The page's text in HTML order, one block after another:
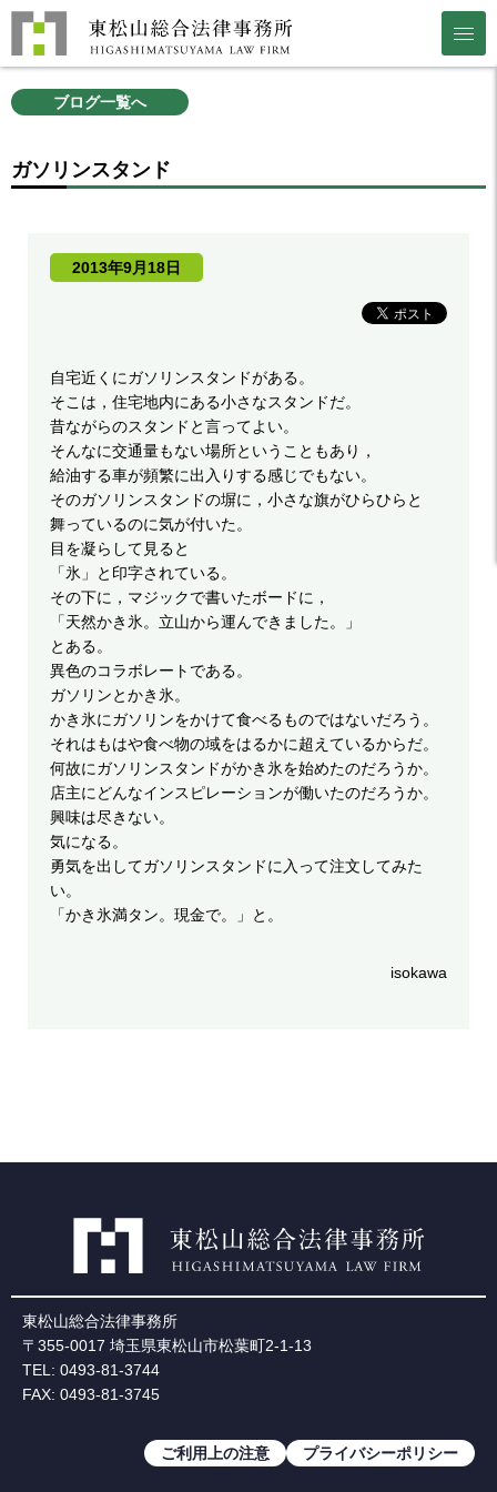
ブログ一覧へ
ガソリンスタンド
2013年9月18日
自宅近くにガソリンスタンドがある。
そこは，住宅地内にある小さなスタンドだ。
昔ながらのスタンドと言ってよい。
そんなに交通量もない場所ということもあり，
給油する車が頻繁に出入りする感じでもない。
そのガソリンスタンドの塀に，小さな旗がひらひらと
舞っているのに気が付いた。
目を凝らして見ると
「氷」と印字されている。
その下に，マジックで書いたボードに，
「天然かき氷。立山から運んできました。」
とある。
異色のコラボレートである。
ガソリンとかき氷。
かき氷にガソリンをかけて食べるものではないだろう。
それはもはや食べ物の域をはるかに超えているからだ。
何故にガソリンスタンドがかき氷を始めたのだろうか。
店主にどんなインスピレーションが働いたのだろうか。
興味は尽きない。
気になる。
勇気を出してガソリンスタンドに入って注文してみた
い。
「かき氷満タン。現金で。」と。
isokawa
東松山総合法律事務所
〒355-0017 埼玉県東松山市松葉町2-1-13
TEL: 0493-81-3744
FAX: 0493-81-3745
ご利用上の注意 プライバシーポリシー